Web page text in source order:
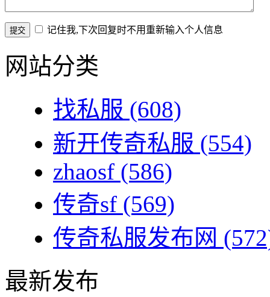
记住我,下次回复时不用重新输入个人信息
网站分类
找私服 (608)
新开传奇私服 (554)
zhaosf (586)
传奇sf (569)
传奇私服发布网
最新发布